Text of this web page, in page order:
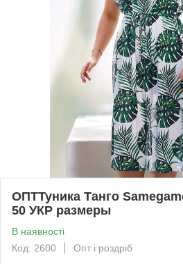
ОПТТуника Танго
50 УКР размеры
В наявності
Код: 2600
Опт і роздріб